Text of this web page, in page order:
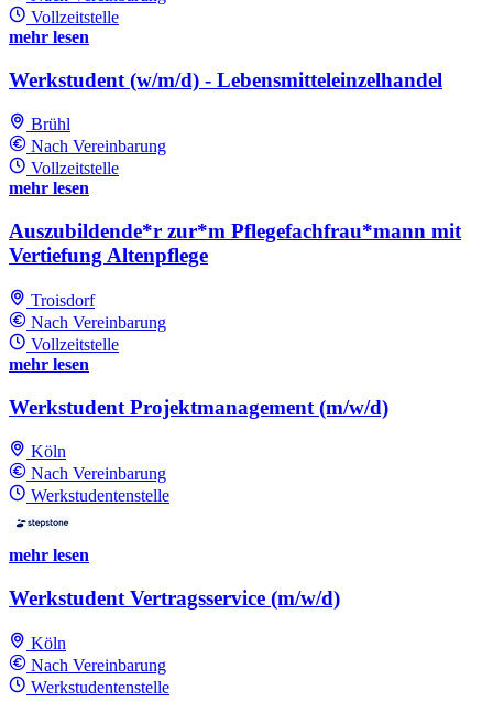
Vollzeitstelle
mehr lesen
Werkstudent (w/m/d) - Lebensmitteleinzelhandel
Brühl
Nach Vereinbarung
Vollzeitstelle
mehr lesen
Auszubildende*r zur*m Pflegefachfrau*mann mit
Vertiefung Altenpflege
Troisdorf
Nach Vereinbarung
Vollzeitstelle
mehr lesen
Werkstudent Projektmanagement (m/w/d)
Köln
Nach Vereinbarung
Werkstudentenstelle
mehr lesen
Werkstudent Vertragsservice (m/w/d)
Köln
Nach Vereinbarung
Werkstudentenstelle